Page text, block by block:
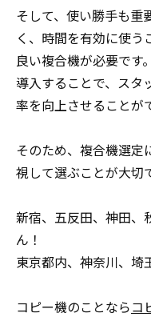
そして、使い勝手も重
く、時間を有効に使う
良い複合機が必要です
導入することで、スタ
率を向上させることが
そのため、複合機選定
視して選ぶことが大切
新宿、五反田、神田、
ん！
東京都内、神奈川、埼
コピー機のことなら コ